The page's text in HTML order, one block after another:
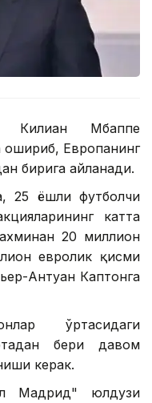
Килиан Мбаппе
ошириб, Европанинг
бирига айланади.
25 ёшли футболчи
катта
20 миллион
евролик қисми
Антуан Каптонга
ўртасидаги
бери давом
керак.
Мадрид" юлдузи